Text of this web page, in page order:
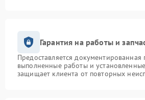
Гарантия на работы и
Предоставляется документированная
выполненные работы и
защищает клиента от повторных